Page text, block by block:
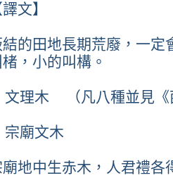
譯文】
的田地長期荒廢，一定
楮，小的叫構。
理木 （凡八種並見《
廟文木
廟地中生赤木，人君禮各